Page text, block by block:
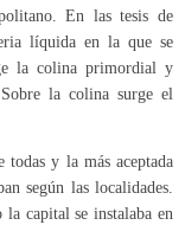
En las tesis de
líquida en la que se
la colina primordial y
Sobre la colina surge el
y la más aceptada
según las localidades.
capital se instalaba en